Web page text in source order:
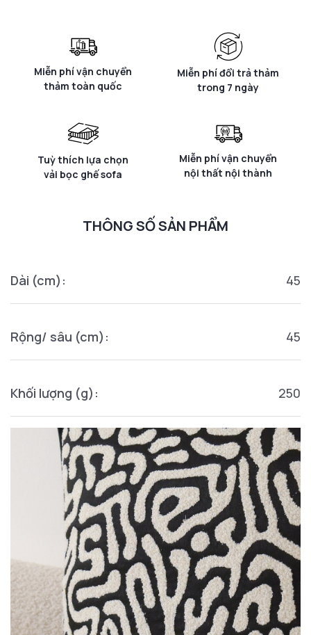
Miễn phí vận chuyển
thảm toàn quốc
Miễn phí đổi trả thảm
trong 7 ngày
Tuỳ thích lựa chọn
vải bọc ghế sofa
Miễn phí vận chuyển
nội thất nội thành
THÔNG SỐ SẢN PHẨM
Dài (cm): 45
Rộng/ sâu (cm): 45
Khối lượng (g): 250